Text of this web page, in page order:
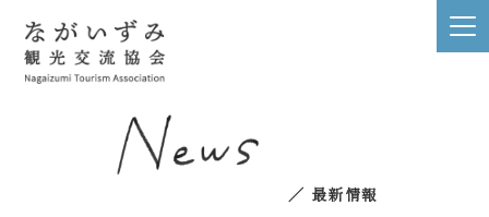
／ 最新情報